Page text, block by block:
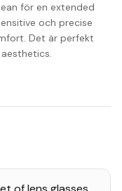
för en extended
och precise
Det är perfekt